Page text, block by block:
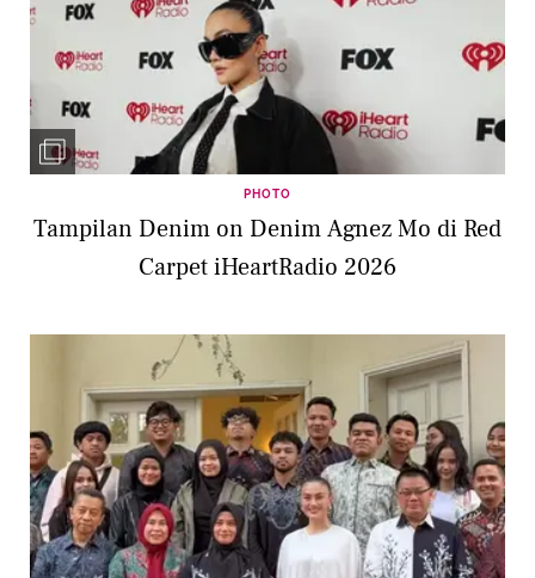
PHOTO
Tampilan Denim on Denim Agnez Mo di Red
Carpet iHeartRadio 2026